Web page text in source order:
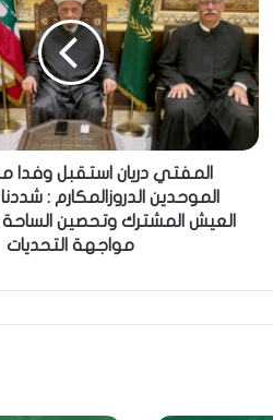
المفتي دريان استقبل
الموحدين الدروزالمكارم :
العيش المشترك وتحصين
مواجهة التحديات